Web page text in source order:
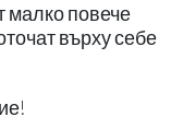
малко повече
върху себе